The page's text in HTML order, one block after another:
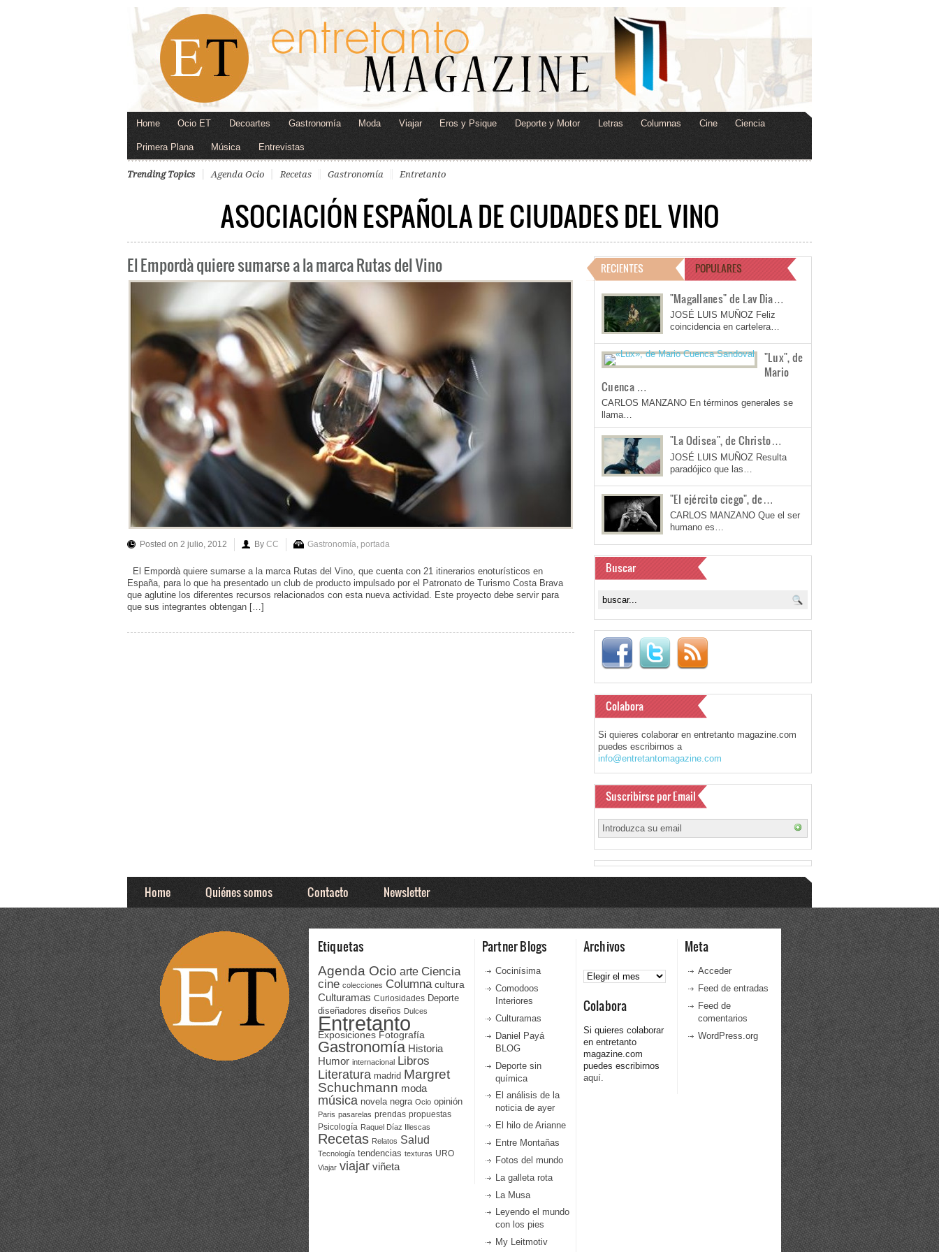
Home Ocio ET Decoartes Gastronomía Moda Viajar Eros y Psique Deporte y Motor Letras Columnas Cine Ciencia
Primera Plana Música Entrevistas
Trending Topics Agenda Ocio Recetas Gastronomía Entretanto
ASOCIACIÓN ESPAÑOLA DE CIUDADES DEL VINO
El Empordà quiere sumarse a la marca Rutas del Vino
Posted on 2 julio, 2012 By CC Gastronomía portada
El Empordà quiere sumarse a la marca Rutas del Vino, que cuenta con 21 itinerarios enoturísticos en
España, para lo que ha presentado un club de producto impulsado por el Patronato de Turismo Costa Brava
que aglutine los diferentes recursos relacionados con esta nueva actividad. Este proyecto debe servir para
que sus integrantes obtengan […]
RECIENTES POPULARES
"Magallanes" de Lav Dia…
JOSÉ LUIS MUÑOZ Feliz
coincidencia en cartelera…
"Lux", de
Mario
Cuenca …
CARLOS MANZANO En términos generales se
llama…
"La Odisea", de Christo…
JOSÉ LUIS MUÑOZ Resulta
paradójico que las…
"El ejército ciego", de…
CARLOS MANZANO Que el ser
humano es…
Buscar
Colabora
Si quieres colaborar en entretanto magazine.com
puedes escribirnos a
info@entretantomagazine.com
Suscribirse por Email
Home Quiénes somos Contacto Newsletter
Etiquetas
Agenda Ocio arte Ciencia
cine colecciones Columna cultura
Culturamas Curiosidades Deporte
diseñadores diseños Dulces
Entretanto
Exposiciones Fotografía
Gastronomía Historia
Humor internacional Libros
Literatura madrid Margret
Schuchmann moda
música novela negra Ocio opinión
Paris pasarelas prendas propuestas
Psicología Raquel Díaz Illescas
Recetas Relatos Salud
Tecnología tendencias texturas URO
Viajar viajar viñeta
Partner Blogs
Cocinísima
Comodoos
Interiores
Culturamas
Daniel Payá
BLOG
Deporte sin
química
El análisis de la
noticia de ayer
El hilo de Arianne
Entre Montañas
Fotos del mundo
La galleta rota
La Musa
Leyendo el mundo
con los pies
My Leitmotiv
Archivos
Archivos
Colabora
Si quieres colaborar
en entretanto
magazine.com
puedes escribirnos
aquí.
Meta
Acceder
Feed de entradas
Feed de
comentarios
WordPress.org